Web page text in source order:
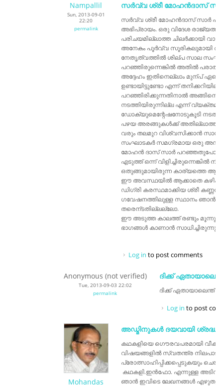
Nampallil
Sun, 2013-09-01
22:20
permalink
സര്‍വ്വ ശ്രീ മോഹന്‍ദാസ്‌
സര്‍വ്വ ശ്രീ മോഹന്‍ദാസ്‌ സാര്‍
അഭിപ്രായം. ഒരു വിദേശ രാജ്യത്ത്
പരിചയമില്ലാത്ത ചിലര്‍ക്കായി
അനേകം പൂര്‍വ്വ സൂരികലുമായി
നേതൃത്വത്തില്‍ ശില്പ സാല
പറഞ്ഞിരുന്നെങ്കില്‍ അതില്‍
അദ്ദേഹം ഇതിനെല്ലാം മുന്പ്
ഉണ്ടായിട്ടുണ്ടോ എന്ന്
പറഞ്ഞിരിക്കുന്നതിനാല്‍
നടത്തിയിരുന്നില്ല എന്ന്
ഡോക്യുമെന്റേഷനോടുകൂടി
പഴയ അരങ്ങുകള്‍ക്ക്
വരും തലമുറ വിശ്വസിക്കാന്‍
സംഘാടകര്‍ സമഗ്രമായ ഒരു
മോഹന്‍ ദാസ് സാര്‍
എടുത്ത് ഒന്ന് വിളിച്ചിരുന്നെങ്കില്‍
ഒതുങ്ങുമായിരുന്ന കാര്യത്തെ
ഈ അവസ്ഥയില്‍ ആക്കാതെ
ഡിഗ്രി കരസ്ഥമാക്കിയ ശ്രീ കണ്ണന്
ഗവേഷനത്തിലുള്ള സ്ഥാനം ഞാന്‍
തരെന്ടതില്ലല്ലോ.
ഈ അടുത്ത കാലത്ത് രണ്ടും മൂന്നും
ഭാഗങ്ങള്‍ കാണാന്‍ സാധിച്ചിരുന്നു.
Log in to post comments
Anonymous (not verified)
Tue, 2013-09-03 22:02
permalink
ദിക്ക്‌
ദിക്ക്‌ ഏതായാലെന്ത് ,
Log in to post
Mohandas
അഡ്മിനുകൾ ദയവായി
കഥകളിയെ ഗൌരവപരമായി
വിഷയങ്ങളിൽ സ്വതന്ത്ര
പ്രോത്സാഹിപ്പിക്കപ്പെടുകയും
കഥകളി.ഇൻഫോ. എന്നുള്ള
ഞാൻ ഇവിടെ ലേഖനങ്ങൾ